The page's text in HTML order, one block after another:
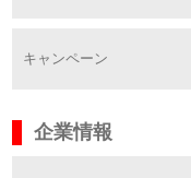
キャンペーン
企業情報